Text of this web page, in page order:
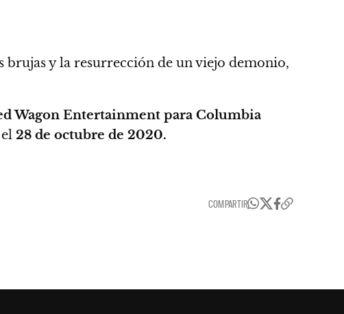
brujas y la resurrección de un viejo demonio,
Wagon Entertainment para Columbia
28 de octubre de 2020.
COMPARTIR